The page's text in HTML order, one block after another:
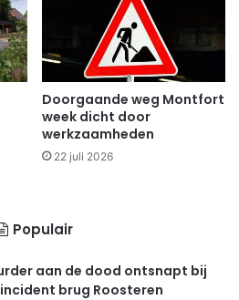
Doorgaande weg Montfort
week dicht door
werkzaamheden
22 juli 2026
Populair
aan de dood ontsnapt bij
brug Roosteren